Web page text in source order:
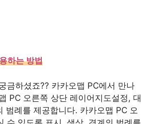
하는 방법
금하셨죠?? 카카오맵 PC에서 만나
PC 오른쪽 상단 레이어지도설정, 대
범례를 제공합니다. 카카오맵 PC 오